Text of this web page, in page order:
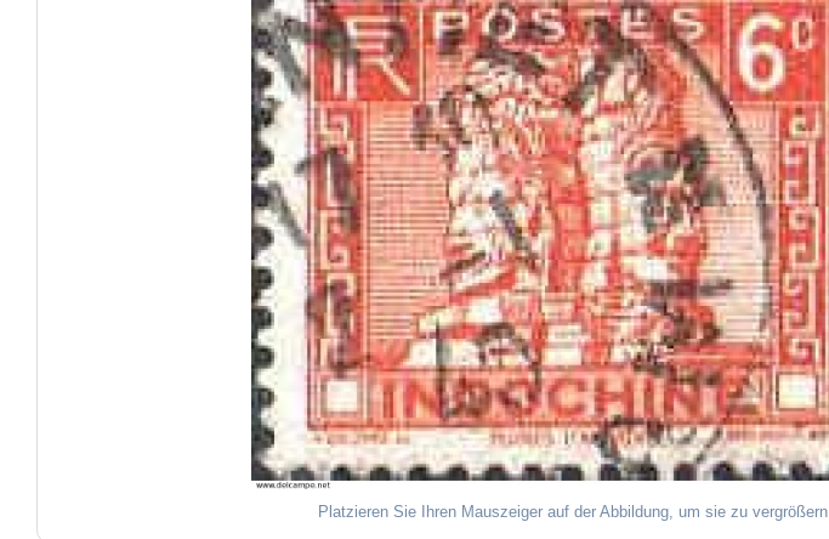
Platzieren Sie Ihren Mauszeiger auf der Abbildung, um sie zu vergrößern